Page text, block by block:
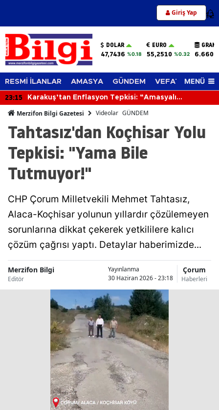
Giriş Yap 12
DOLAR
47,7436 %0.18
EURO
55,2510 %0.32
RESMİ İLANLAR AMASYA GÜNDEM VEFAT EDENLER
MENÜ
23:15
Karakuş’tan Enflasyon Tepkisi: “Amasyalı
Merzifon Bilgi Gazetesi Videolar GÜNDEM
Tahtasız'dan Koçhisar Yolu
Tepkisi: "Yama Bile
Tutmuyor!"
CHP Çorum Milletvekili Mehmet Tahtasız,
Alaca-Koçhisar yolunun yıllardır çözülemeyen
sorunlarına dikkat çekerek yetkililere kalıcı
çözüm çağrısı yaptı. Detaylar haberimizde...
Merzifon Bilgi
Editör
Yayınlanma
30 Haziran 2026 - 23:18
Çorum
Haberleri